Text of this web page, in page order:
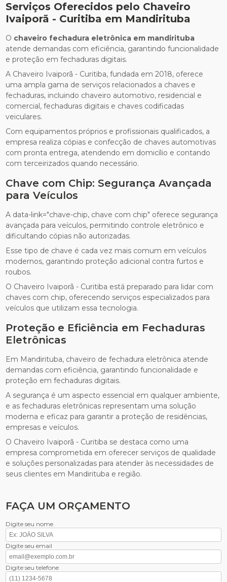
Serviços Oferecidos pelo Chaveiro
Ivaiporã - Curitiba em Mandirituba
O chaveiro fechadura eletrônica em mandirituba
atende demandas com eficiência, garantindo funcionalidade
e proteção em fechaduras digitais.
A Chaveiro Ivaiporã - Curitiba, fundada em 2018, oferece
uma ampla gama de serviços relacionados a chaves e
fechaduras, incluindo chaveiro automotivo, residencial e
comercial, fechaduras digitais e chaves codificadas
veiculares.
Com equipamentos próprios e profissionais qualificados, a
empresa realiza cópias e confecção de chaves automotivas
com pronta entrega, atendendo em domicílio e contando
com terceirizados quando necessário.
Chave com Chip: Segurança Avançada
para Veículos
A data-link="chave-chip, chave com chip" oferece segurança
avançada para veículos, permitindo controle eletrônico e
dificultando cópias não autorizadas.
Esse tipo de chave é cada vez mais comum em veículos
modernos, garantindo proteção adicional contra furtos e
roubos.
O Chaveiro Ivaiporã - Curitiba está preparado para lidar com
chaves com chip, oferecendo serviços especializados para
veículos que utilizam essa tecnologia.
Proteção e Eficiência em Fechaduras
Eletrônicas
Em Mandirituba, chaveiro de fechadura eletrônica atende
demandas com eficiência, garantindo funcionalidade e
proteção em fechaduras digitais.
A segurança é um aspecto essencial em qualquer ambiente,
e as fechaduras eletrônicas representam uma solução
moderna e eficaz para garantir a proteção de residências,
empresas e veículos.
O Chaveiro Ivaiporã - Curitiba se destaca como uma
empresa comprometida em oferecer serviços de qualidade
e soluções personalizadas para atender às necessidades de
seus clientes em Mandirituba e região.
FAÇA UM ORÇAMENTO
Digite seu nome
Digite seu email
Digite seu telefone